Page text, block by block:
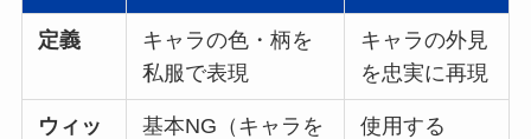
定義
キャラの色・柄を
私服で表現
キャラの外見
を忠実に再現
ウィッ
基本NG（キャラを
使用する